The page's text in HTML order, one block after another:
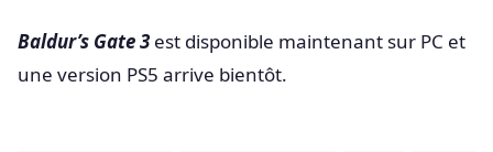
Baldur’s Gate 3 est disponible maintenant sur PC et
une version PS5 arrive bientôt.